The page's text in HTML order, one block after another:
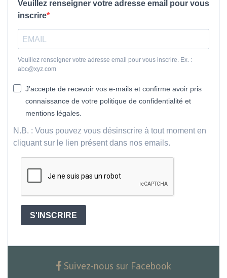
Veuillez renseigner votre adresse email pour vous
inscrire
Veuillez renseigner votre adresse email pour vous inscrire. Ex. :
abc@xyz.com
J'accepte de recevoir vos e-mails et confirme avoir pris
connaissance de votre politique de confidentialité et
mentions légales.
N.B. : Vous pouvez vous désinscrire à tout moment en
cliquant sur le lien présent dans nos emails.
S'INSCRIRE
Suivez-nous sur Facebook